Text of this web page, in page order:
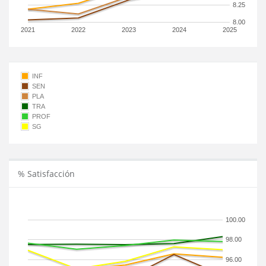
2021 2022 2023 2024 2025
8.00
8.25
INF
SEN
PLA
TRA
PROF
SG
% Satisfacción
96.00
98.00
100.00